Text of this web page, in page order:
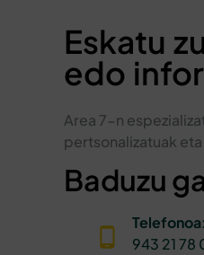
Eskatu
edo
Area 7-n
pertsonalizatuak
Baduzu
Telefonoa:
943 21 78